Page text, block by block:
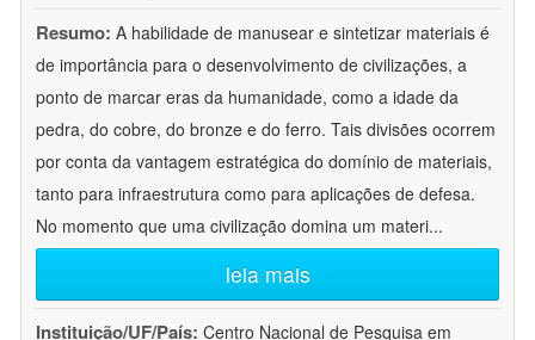
Resumo: A habilidade de manusear e sintetizar materiais é
de importância para o desenvolvimento de civilizações, a
ponto de marcar eras da humanidade, como a idade da
pedra, do cobre, do bronze e do ferro. Tais divisões ocorrem
por conta da vantagem estratégica do domínio de materiais,
tanto para infraestrutura como para aplicações de defesa.
No momento que uma civilização domina um materi...
leia mais
Instituição/UF/País: Centro Nacional de Pesquisa em